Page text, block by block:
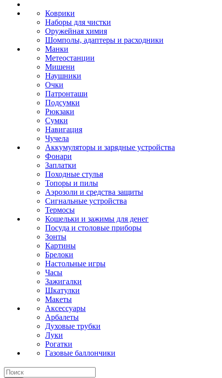
Коврики
Наборы для чистки
Оружейная химия
Шомполы, адаптеры и расходники
Манки
Метеостанции
Мишени
Наушники
Очки
Патронташи
Подсумки
Рюкзаки
Сумки
Навигация
Чучела
Аккумуляторы и зарядные устройства
Фонари
Заплатки
Походные стулья
Топоры и пилы
Аэрозоли и средства защиты
Сигнальные устройства
Термосы
Кошельки и зажимы для денег
Посуда и столовые приборы
Зонты
Картины
Брелоки
Настольные игры
Часы
Зажигалки
Шкатулки
Макеты
Аксессуары
Арбалеты
Духовые трубки
Луки
Рогатки
Газовые баллончики